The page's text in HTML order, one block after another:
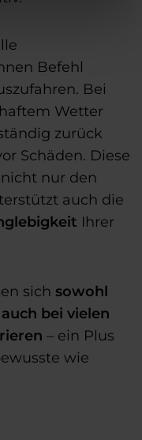
Befehl
Bei
Wetter
zurück
Schäden. Diese
nur den
auch die
Ihrer
sich sowohl
bei vielen
– ein Plus
wie